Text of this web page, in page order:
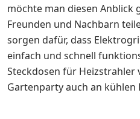
möchte man diesen Anblick
Freunden und Nachbarn
sorgen dafür, dass
einfach und schnell
Steckdosen für Heizstrahler
Gartenparty auch an kühlen